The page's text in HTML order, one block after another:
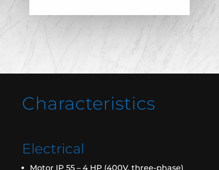
Characteristics
Electrical
Motor IP 55 – 4 HP (400V. three-phase)